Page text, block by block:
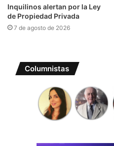
Inquilinos alertan por la Ley
de Propiedad Privada
7 de agosto de 2026
Columnistas